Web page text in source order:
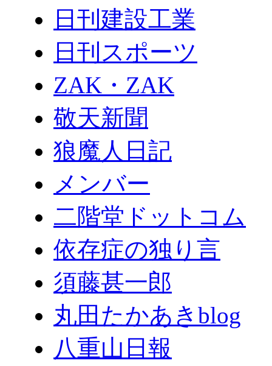
日刊建設工業
日刊スポーツ
ZAK・ZAK
敬天新聞
狼魔人日記
メンバー
二階堂ドットコム
依存症の独り言
須藤甚一郎
丸田たかあきblog
八重山日報